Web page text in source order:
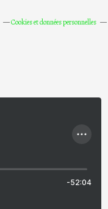
Cookies et données personnelles
-52:04